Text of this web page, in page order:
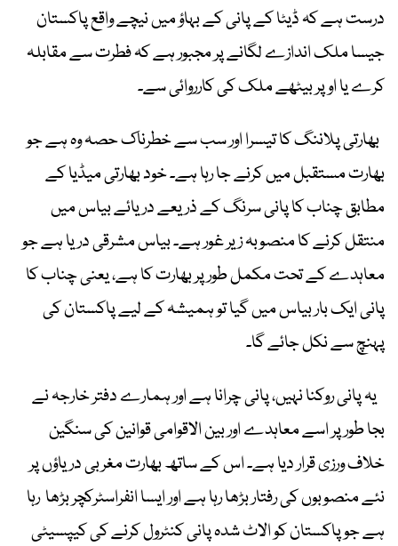
درست ہے کہ ڈیٹا کے پانی کے بہاؤ میں نیچے واقع پاکستان
جیسا ملک اندازے لگانے پر مجبور ہے کہ فطرت سے مقابلہ
کرے یا اوپر بیٹھے ملک کی کارروائی سے۔
بھارتی پلاننگ کا تیسرا اور سب سے خطرناک حصہ وہ ہے جو
بھارت مستقبل میں کرنے جا رہا ہے۔ خود بھارتی میڈیا کے
مطابق چناب کا پانی سرنگ کے ذریعے دریائے بیاس میں
منتقل کرنے کا منصوبہ زیر غور ہے۔ بیاس مشرقی دریا ہے جو
معاہدے کے تحت مکمل طور پر بھارت کا ہے، یعنی چناب کا
پانی ایک بار بیاس میں گیا تو ہمیشہ کے لیے پاکستان کی
پہنچ سے نکل جائے گا۔
یہ پانی روکنا نہیں، پانی چرانا ہے اور ہمارے دفتر خارجہ نے
بجا طور پر اسے معاہدے اور بین الاقوامی قوانین کی سنگین
خلاف ورزی قرار دیا ہے۔ اس کے ساتھ بھارت مغربی دریاؤں پر
نئے منصوبوں کی رفتار بڑھا رہا ہے اور ایسا انفراسٹرکچر بڑھا رہا
ہے جو پاکستان کو الاٹ شدہ پانی کنٹرول کرنے کی کیپسیٹی